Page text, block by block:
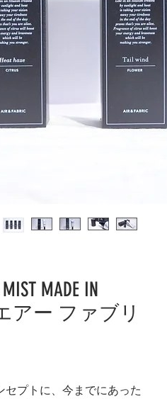
MIST MADE IN
アー ファブリ
セプトに、今までにあった